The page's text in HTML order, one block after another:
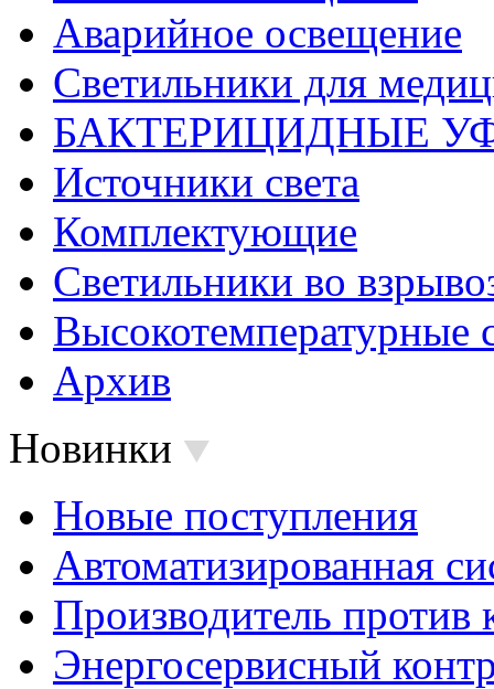
Аварийное освещение
Светильники для
БАКТЕРИЦИДНЫЕ
Источники света
Комплектующие
Светильники во
Высокотемпературные
Архив
Новинки
Новые поступления
Автоматизированная
Производитель против
Энергосервисный